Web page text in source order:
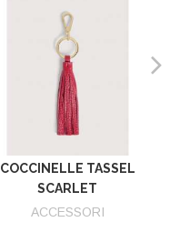
COCCINELLE TASSEL
SCARLET
E2MU0410101_R02
ACCESSORI